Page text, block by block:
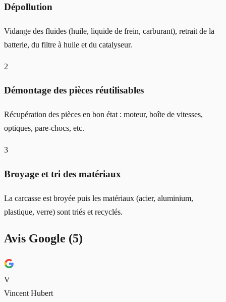
Dépollution
Vidange des fluides (huile, liquide de frein, carburant), retrait de la
batterie, du filtre à huile et du catalyseur.
2
Démontage des pièces réutilisables
Récupération des pièces en bon état : moteur, boîte de vitesses,
optiques, pare-chocs, etc.
3
Broyage et tri des matériaux
La carcasse est broyée puis les matériaux (acier, aluminium,
plastique, verre) sont triés et recyclés.
Avis Google (5)
V
Vincent Hubert